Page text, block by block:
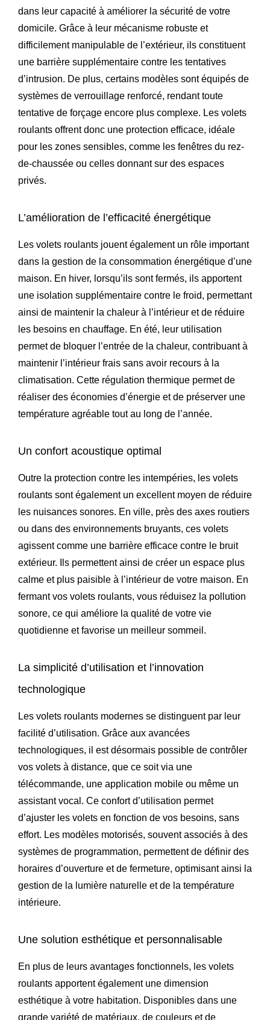
dans leur capacité à améliorer la sécurité de votre
domicile. Grâce à leur mécanisme robuste et
difficilement manipulable de l’extérieur, ils constituent
une barrière supplémentaire contre les tentatives
d’intrusion. De plus, certains modèles sont équipés de
systèmes de verrouillage renforcé, rendant toute
tentative de forçage encore plus complexe. Les volets
roulants offrent donc une protection efficace, idéale
pour les zones sensibles, comme les fenêtres du rez-
de-chaussée ou celles donnant sur des espaces
privés.
L’amélioration de l’efficacité énergétique
Les volets roulants jouent également un rôle important
dans la gestion de la consommation énergétique d’une
maison. En hiver, lorsqu’ils sont fermés, ils apportent
une isolation supplémentaire contre le froid, permettant
ainsi de maintenir la chaleur à l’intérieur et de réduire
les besoins en chauffage. En été, leur utilisation
permet de bloquer l’entrée de la chaleur, contribuant à
maintenir l’intérieur frais sans avoir recours à la
climatisation. Cette régulation thermique permet de
réaliser des économies d’énergie et de préserver une
température agréable tout au long de l’année.
Un confort acoustique optimal
Outre la protection contre les intempéries, les volets
roulants sont également un excellent moyen de réduire
les nuisances sonores. En ville, près des axes routiers
ou dans des environnements bruyants, ces volets
agissent comme une barrière efficace contre le bruit
extérieur. Ils permettent ainsi de créer un espace plus
calme et plus paisible à l’intérieur de votre maison. En
fermant vos volets roulants, vous réduisez la pollution
sonore, ce qui améliore la qualité de votre vie
quotidienne et favorise un meilleur sommeil.
La simplicité d’utilisation et l’innovation
technologique
Les volets roulants modernes se distinguent par leur
facilité d’utilisation. Grâce aux avancées
technologiques, il est désormais possible de contrôler
vos volets à distance, que ce soit via une
télécommande, une application mobile ou même un
assistant vocal. Ce confort d’utilisation permet
d’ajuster les volets en fonction de vos besoins, sans
effort. Les modèles motorisés, souvent associés à des
systèmes de programmation, permettent de définir des
horaires d’ouverture et de fermeture, optimisant ainsi la
gestion de la lumière naturelle et de la température
intérieure.
Une solution esthétique et personnalisable
En plus de leurs avantages fonctionnels, les volets
roulants apportent également une dimension
esthétique à votre habitation. Disponibles dans une
grande variété de matériaux, de couleurs et de